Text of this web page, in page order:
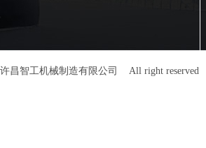
许昌智工机械制造有限公司 All right reserved